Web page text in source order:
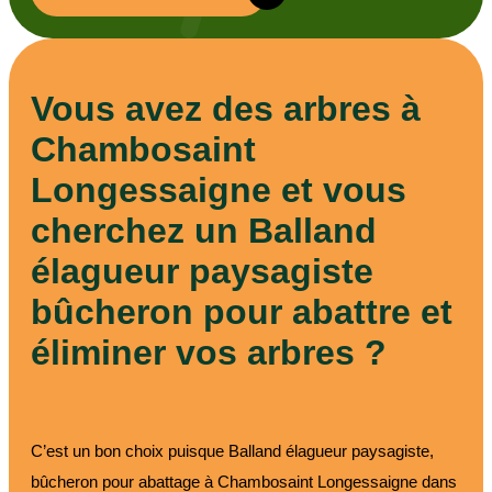
Vous avez des arbres à
Chambosaint
Longessaigne et vous
cherchez un Balland
élagueur paysagiste
bûcheron pour abattre et
éliminer vos arbres ?
C’est un bon choix puisque Balland élagueur paysagiste,
bûcheron pour abattage à Chambosaint Longessaigne dans